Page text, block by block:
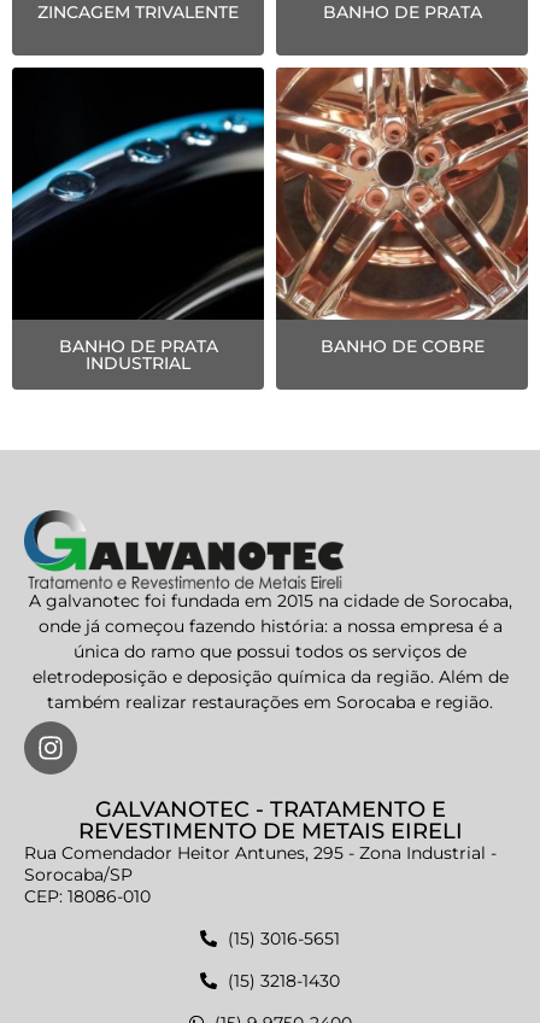
ZINCAGEM TRIVALENTE BANHO DE PRATA
BANHO DE PRATA
INDUSTRIAL
BANHO DE COBRE
A galvanotec foi fundada em 2015 na cidade de Sorocaba,
onde já começou fazendo história: a nossa empresa é a
única do ramo que possui todos os serviços de
eletrodeposição e deposição química da região. Além de
também realizar restaurações em Sorocaba e região.
GALVANOTEC - TRATAMENTO E
REVESTIMENTO DE METAIS EIRELI
Rua Comendador Heitor Antunes, 295 - Zona Industrial -
Sorocaba/SP
CEP: 18086-010
(15) 3016-5651
(15) 3218-1430